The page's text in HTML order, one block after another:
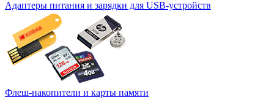
Адаптеры питания и зарядки для USB-устройств
Флеш-накопители и карты памяти